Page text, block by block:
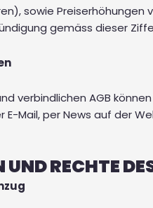
sowie
gemäss dieser
verbindlichen AGB
E-Mail, per News auf der
RECHTE